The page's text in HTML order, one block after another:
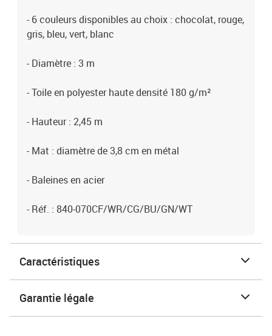
- 6 couleurs disponibles au choix : chocolat, rouge,
gris, bleu, vert, blanc
- Diamètre : 3 m
- Toile en polyester haute densité 180 g/m²
- Hauteur : 2,45 m
- Mat : diamètre de 3,8 cm en métal
- Baleines en acier
- Réf. : 840-070CF/WR/CG/BU/GN/WT
Caractéristiques
Garantie légale